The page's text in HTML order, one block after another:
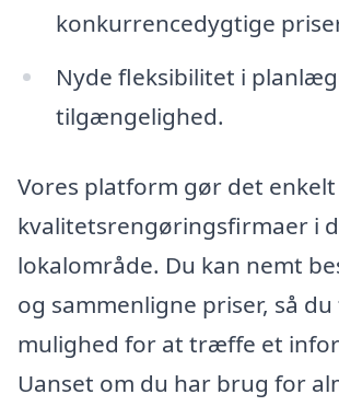
konkurrencedygtige
Nyde fleksibilitet i
tilgængelighed.
Vores platform gør det
kvalitetsrengøringsfirmaer i
lokalområde. Du kan nemt
og sammenligne priser, så
mulighed for at træffe et
Uanset om du har brug for